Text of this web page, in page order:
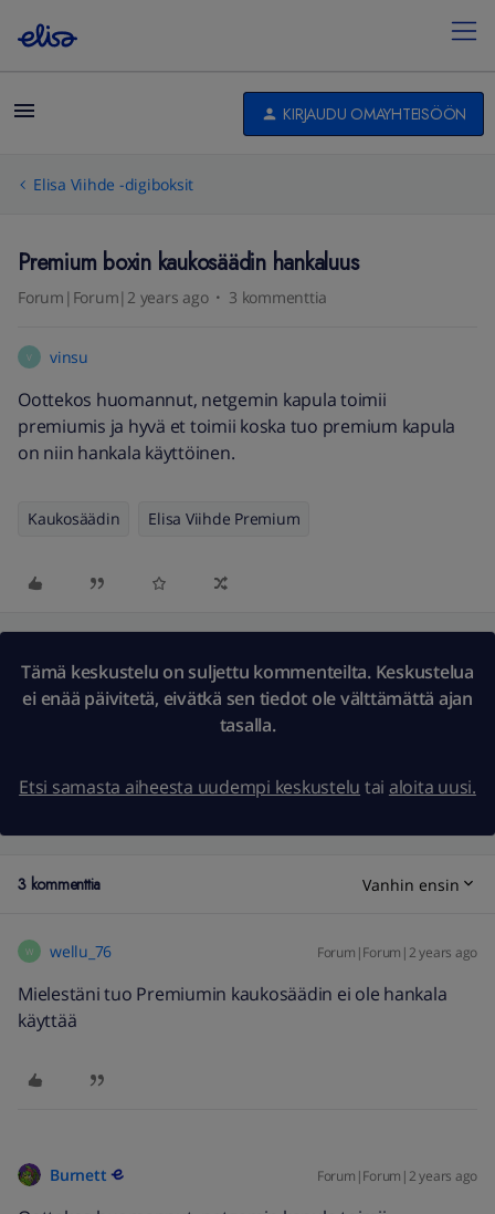
KIRJAUDU OMAYHTEISÖÖN
Elisa Viihde -digiboksit
Premium boxin kaukosäädin hankaluus
Forum|Forum|2 years ago 3 kommenttia
V vinsu
Oottekos huomannut, netgemin kapula toimii
premiumis ja hyvä et toimii koska tuo premium kapula
on niin hankala käyttöinen.
Kaukosäädin Elisa Viihde Premium
Tämä keskustelu on suljettu kommenteilta. Keskustelua
ei enää päivitetä, eivätkä sen tiedot ole välttämättä ajan
tasalla.
Etsi samasta aiheesta uudempi keskustelu tai aloita uusi.
3 kommenttia Vanhin ensin
W wellu_76 Forum|Forum|2 years ago
Mielestäni tuo Premiumin kaukosäädin ei ole hankala
käyttää
Burnett Forum|Forum|2 years ago